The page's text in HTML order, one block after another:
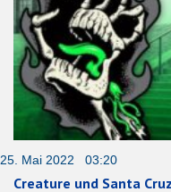
25. Mai 2022 03:20
Creature und Santa